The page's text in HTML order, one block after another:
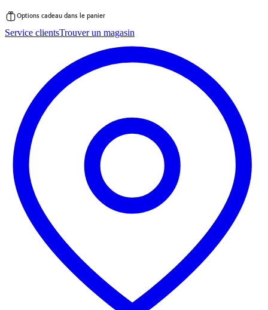
au
Options cadeau dans le panier
Service clientsTrouver un magasin